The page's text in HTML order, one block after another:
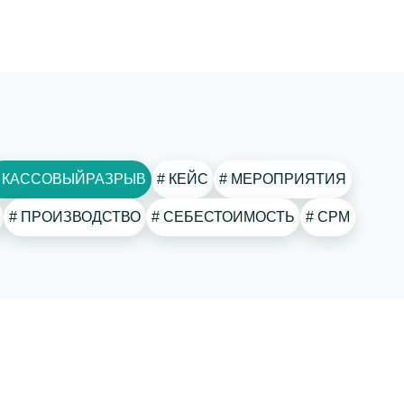
# КАССОВЫЙРАЗРЫВ # КЕЙС # МЕРОПРИЯТИЯ
# ПРОИЗВОДСТВО # СЕБЕСТОИМОСТЬ # СРМ